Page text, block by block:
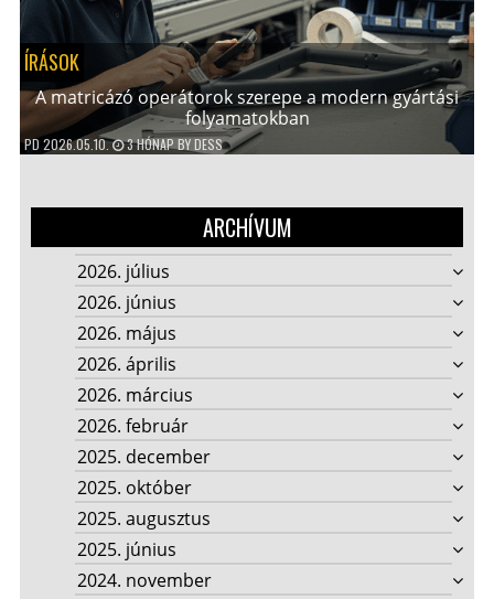
ÍRÁSOK
A matricázó operátorok szerepe a modern gyártási
folyamatokban
PD 2026.05.10. 3 HÓNAPBYDESS
ARCHÍVUM
2026. július
2026. június
2026. május
2026. április
2026. március
2026. február
2025. december
2025. október
2025. augusztus
2025. június
2024. november